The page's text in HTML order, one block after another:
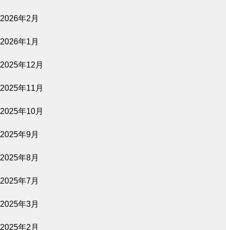
オリーブオイル専門店crea table主催 「オリ
オリーブ園から始まる朝 -オリジナルサラ
【10名様限定】オリーブ園で味わう朝ごはん
2026年2月
2026年1月
2025年12月
2025年11月
2025年10月
2025年9月
2025年8月
2025年7月
2025年3月
2025年2月